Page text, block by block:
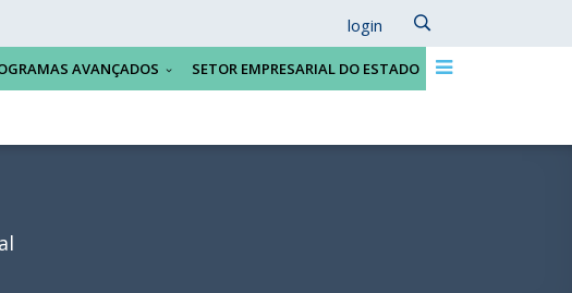
login
AVANÇADOS SETOR EMPRESARIAL DO ESTADO